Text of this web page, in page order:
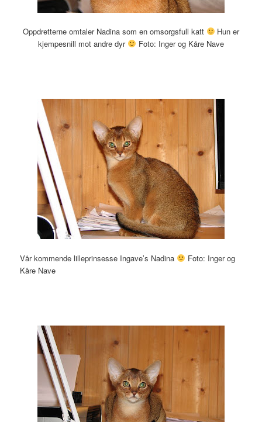
Oppdretterne omtaler Nadina som en omsorgsfull katt
Hun er
kjempesnill mot andre dyr
Foto: Inger og Kåre Nave
Vår kommende lilleprinsesse Ingave’s Nadina
Foto: Inger og
Kåre Nave